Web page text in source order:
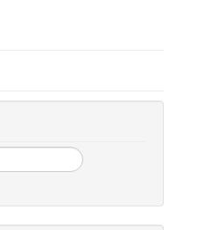
newsletter